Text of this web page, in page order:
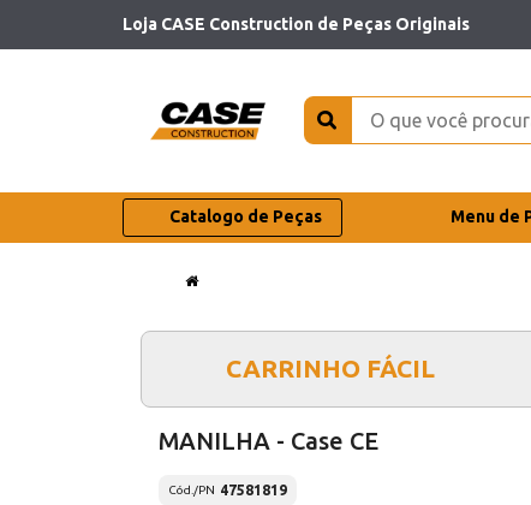
Loja CASE Construction de Peças Originais
Catalogo de Peças Menu de
CARRINHO FÁCIL
MANILHA - Case CE
Cód./PN 47581819